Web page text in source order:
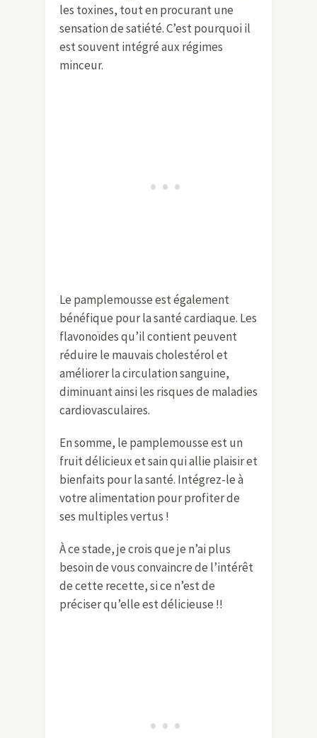
les toxines, tout en procurant une
sensation de satiété. C’est pourquoi il
est souvent intégré aux régimes
minceur.
Le pamplemousse est également
bénéfique pour la santé cardiaque. Les
flavonoïdes qu’il contient peuvent
réduire le mauvais cholestérol et
améliorer la circulation sanguine,
diminuant ainsi les risques de maladies
cardiovasculaires.
En somme, le pamplemousse est un
fruit délicieux et sain qui allie plaisir et
bienfaits pour la santé. Intégrez-le à
votre alimentation pour profiter de
ses multiples vertus !
À ce stade, je crois que je n’ai plus
besoin de vous convaincre de l’intérêt
de cette recette, si ce n’est de
préciser qu’elle est délicieuse !!